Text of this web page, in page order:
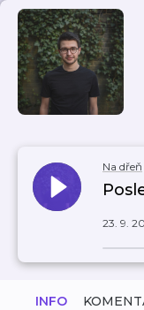
Na dřeň
23. 9.
INFO